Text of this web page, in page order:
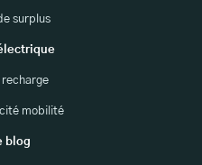
surplus
recharge
mobilité
blog